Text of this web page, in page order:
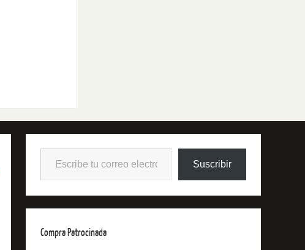
Suscribir
Compra Patrocinada